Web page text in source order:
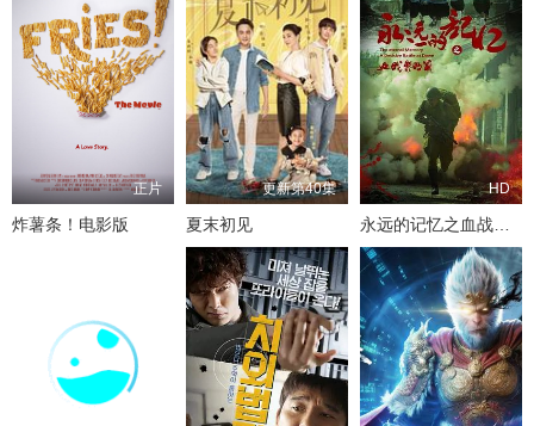
正片
炸薯条！电影版
更新第40集
夏末初见
HD
永远的记忆之血战黎明前